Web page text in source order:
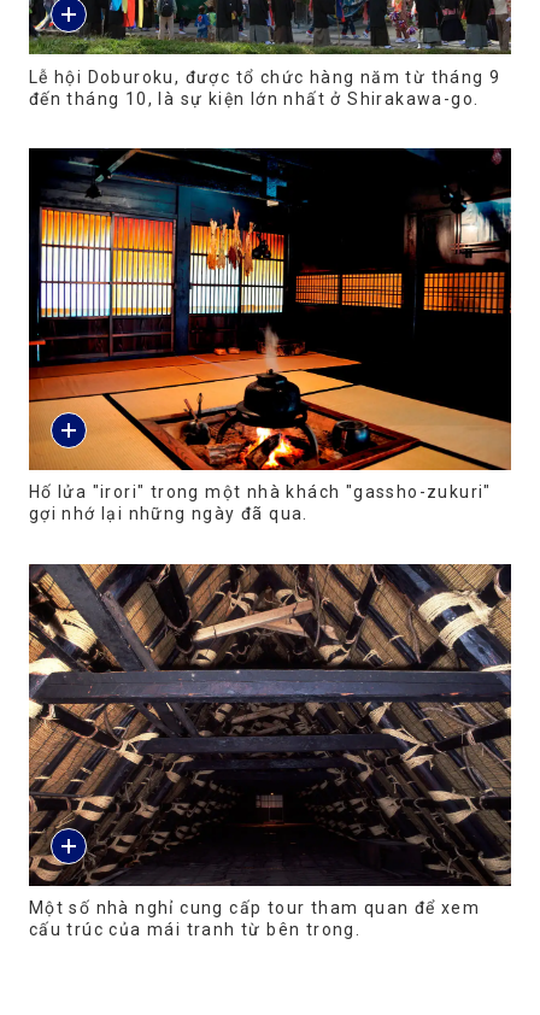
Lễ hội Doburoku, được tổ chức hàng năm từ tháng 9
đến tháng 10, là sự kiện lớn nhất ở Shirakawa-go.
Hố lửa "irori" trong một nhà khách "gassho-zukuri"
gợi nhớ lại những ngày đã qua.
Một số nhà nghỉ cung cấp tour tham quan để xem
cấu trúc của mái tranh từ bên trong.